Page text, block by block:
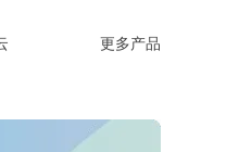
更多产品